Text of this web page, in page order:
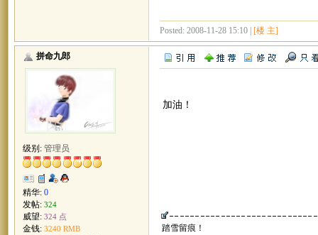
Posted: 2008-11-28 15:10 | [楼 主]
拼命九郎
级别: 管理员
精华: 0
发帖: 324
威望: 324 点
金钱: 3240 RMB
加油！
踏雪留痕！